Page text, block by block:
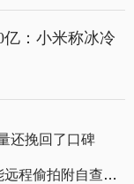
：小米称冰冷
还挽回了口碑
偷拍附自查代码